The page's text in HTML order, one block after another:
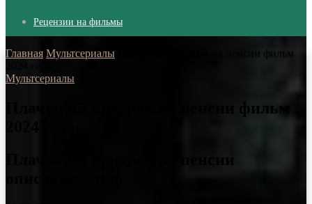
Рецензии на фильмы
Главная Мультсериалы
Плачущий призрак на пенсии фильм
Мультсериалы
Плачущий призрак на пенсии фильм